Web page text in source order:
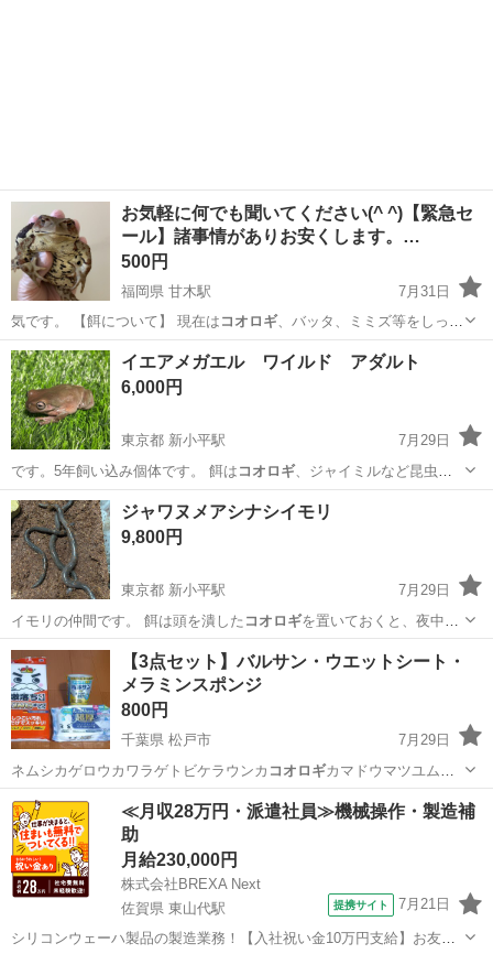
お気軽に何でも聞いてください(^ ^)【緊急セ
ール】諸事情がありお安くします。…
500円
福岡県 甘木駅
7月31日
気です。 【餌について】 現在は コオロギ、バッタ、ミミズ等をしっか
り食べてい…
福岡 朝倉市 ヒキガエル
イエアメガエル ワイルド アダルト
6,000円
東京都 新小平駅
7月29日
です。5年飼い込み個体です。 餌は コオロギ、ジャイミルなど昆虫メ
インです。 …
東京 小平市 その他 イエアメガエル
ジャワヌメアシナシイモリ
9,800円
東京都 新小平駅
7月29日
イモリの仲間です。 餌は頭を潰した コオロギを置いておくと、夜中に
食べます。 温…
東京 小平市 新小平駅 その他 イモリ
【3点セット】バルサン・ウエットシート・
メラミンスポンジ
800円
千葉県 松戸市
7月29日
ネムシカゲロウカワラゲトビケラウンカ コオロギカマドウマツユムシ
ダンゴムシワラジム…
千葉 松戸市 家庭用品 ワイパー
≪月収28万円・派遣社員≫機械操作・製造補
助
月給230,000円
株式会社BREXA Next
佐賀県 東山代駅
提携サイト 7月21日
シリコンウェーハ製品の製造業務！【入社祝い金10万円支給】お友達